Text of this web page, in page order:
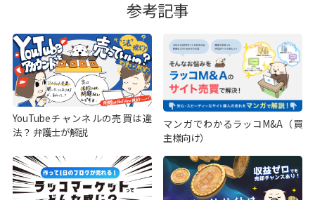
参考記事
YouTubeチャンネルの売買は違
法？ 弁護士が解説
マンガでわかるラッコM&A（買
主様向け）